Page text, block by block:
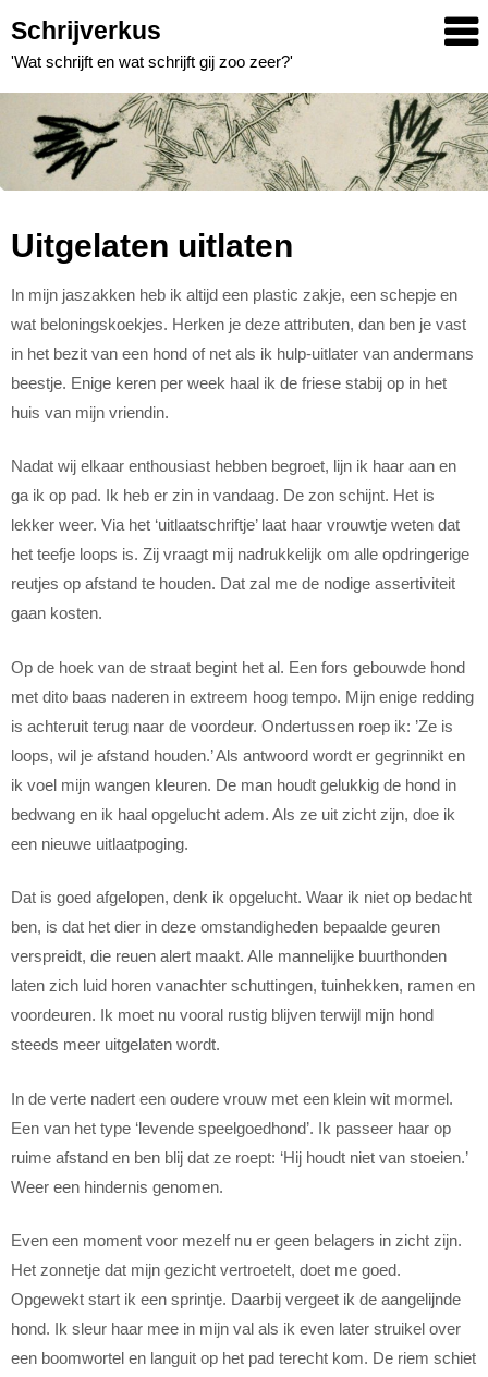
to
content
Schrijverkus
'Wat schrijft en wat schrijft gij zoo zeer?'
Uitgelaten uitlaten
In mijn jaszakken heb ik altijd een plastic zakje, een schepje en
wat beloningskoekjes. Herken je deze attributen, dan ben je vast
in het bezit van een hond of net als ik hulp-uitlater van andermans
beestje. Enige keren per week haal ik de friese stabij op in het
huis van mijn vriendin.
Nadat wij elkaar enthousiast hebben begroet, lijn ik haar aan en
ga ik op pad. Ik heb er zin in vandaag. De zon schijnt. Het is
lekker weer. Via het ‘uitlaatschriftje’ laat haar vrouwtje weten dat
het teefje loops is. Zij vraagt mij nadrukkelijk om alle opdringerige
reutjes op afstand te houden. Dat zal me de nodige assertiviteit
gaan kosten.
Op de hoek van de straat begint het al. Een fors gebouwde hond
met dito baas naderen in extreem hoog tempo. Mijn enige redding
is achteruit terug naar de voordeur. Ondertussen roep ik: ’Ze is
loops, wil je afstand houden.’ Als antwoord wordt er gegrinnikt en
ik voel mijn wangen kleuren. De man houdt gelukkig de hond in
bedwang en ik haal opgelucht adem. Als ze uit zicht zijn, doe ik
een nieuwe uitlaatpoging.
Dat is goed afgelopen, denk ik opgelucht. Waar ik niet op bedacht
ben, is dat het dier in deze omstandigheden bepaalde geuren
verspreidt, die reuen alert maakt. Alle mannelijke buurthonden
laten zich luid horen vanachter schuttingen, tuinhekken, ramen en
voordeuren. Ik moet nu vooral rustig blijven terwijl mijn hond
steeds meer uitgelaten wordt.
In de verte nadert een oudere vrouw met een klein wit mormel.
Een van het type ‘levende speelgoedhond’. Ik passeer haar op
ruime afstand en ben blij dat ze roept: ‘Hij houdt niet van stoeien.’
Weer een hindernis genomen.
Even een moment voor mezelf nu er geen belagers in zicht zijn.
Het zonnetje dat mijn gezicht vertroetelt, doet me goed.
Opgewekt start ik een sprintje. Daarbij vergeet ik de aangelijnde
hond. Ik sleur haar mee in mijn val als ik even later struikel over
een boomwortel en languit op het pad terecht kom. De riem schiet